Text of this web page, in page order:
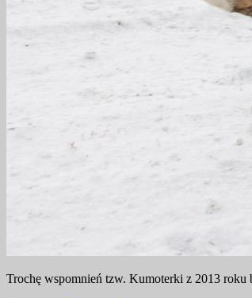
Trochę wspomnień tzw. Kumoterki z 2013 roku